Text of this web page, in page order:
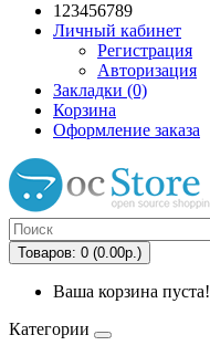
123456789
Личный кабинет
Регистрация
Авторизация
Закладки (0)
Корзина
Оформление заказа
Товаров: 0 (0.00р.)
Ваша корзина пуста!
Категории